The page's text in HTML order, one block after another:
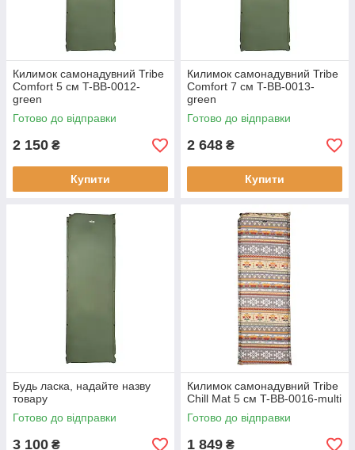
Килимок самонадувний Tribe
Comfort 5 см T-BB-0012-
green
Готово до відправки
2 150 ₴
Купити
Килимок самонадувний Tribe
Comfort 7 см T-BB-0013-
green
Готово до відправки
2 648 ₴
Купити
Будь ласка, надайте назву
товару
Готово до відправки
3 100 ₴
Килимок самонадувний Tribe
Chill Mat 5 см T-BB-0016-multi
Готово до відправки
1 849 ₴